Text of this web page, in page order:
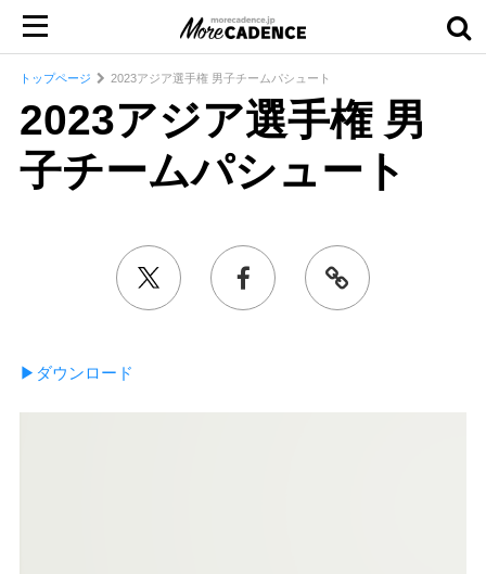
トップページ 2023アジア選手権 男子チームパシュート
2023アジア選手権 男
子チームパシュート
▶︎ダウンロード